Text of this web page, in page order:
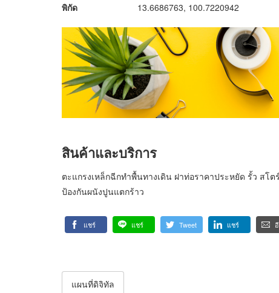
พิกัด 13.6686763, 100.7220942
สินค้าและบริการ
ตะแกรงเหล็กฉีกทำพื้นทางเดิน ฝาท่อราคาประหยัด รั้ว ส
ป้องกันผนังปูนแตกร้าว
แชร์ แชร์ Tweet แชร์
แผนที่ดิจิทัล